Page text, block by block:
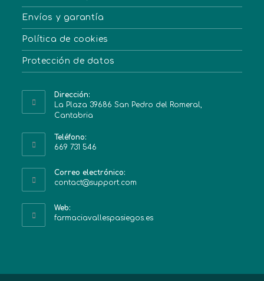
Envíos y garantía
Política de cookies
Protección de datos
Dirección:
La Plaza 39686 San Pedro del Romeral,
Cantabria
Teléfono:
669 731 546
Correo electrónico:
contact@support.com
Web:
farmaciavallespasiegos.es